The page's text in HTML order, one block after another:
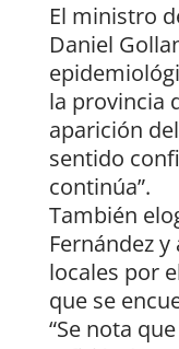
El ministro
Daniel
la provincia
aparición
sentido
continúa”.
También
Fernández
locales por
que se
“Se nota